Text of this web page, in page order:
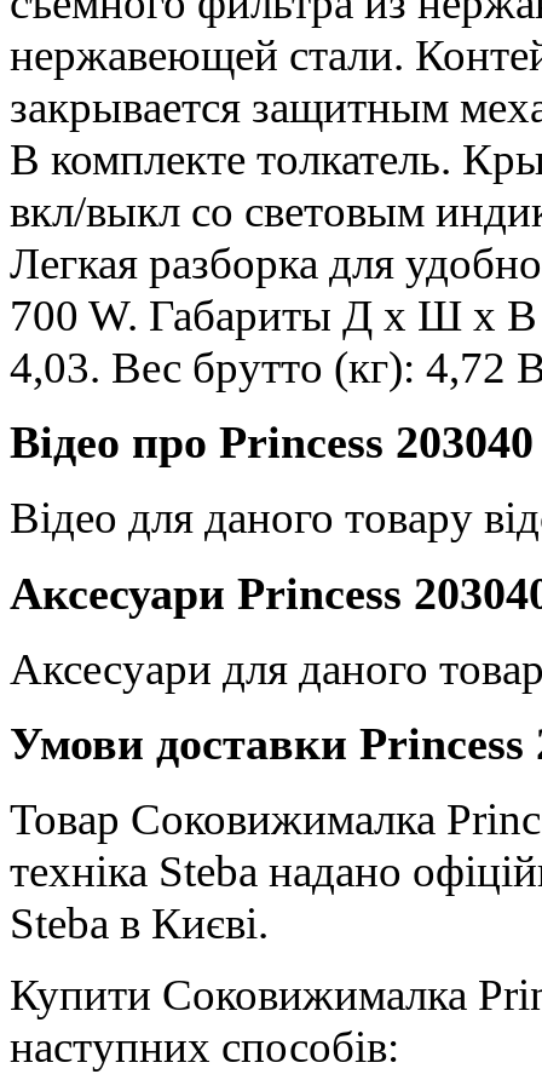
нержавеющей стали.
закрывается защитным
В комплекте толкатель.
вкл/выкл со световым
Легкая разборка для
700 W. Габариты Д х Ш х В
4,03. Вес брутто (кг): 4,72
Відео про Princess 203040
Відео для даного товару
Аксесуари Princess
Аксесуари для даного
Умови доставки Princess
Товар Соковижималка
техніка Steba надано
Steba в Києві.
Купити Соковижималка
наступних способів: